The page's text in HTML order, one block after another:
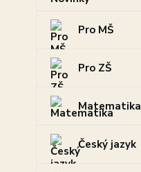
Pro MŠ
Pro ZŠ
Matematika
Český jazyk